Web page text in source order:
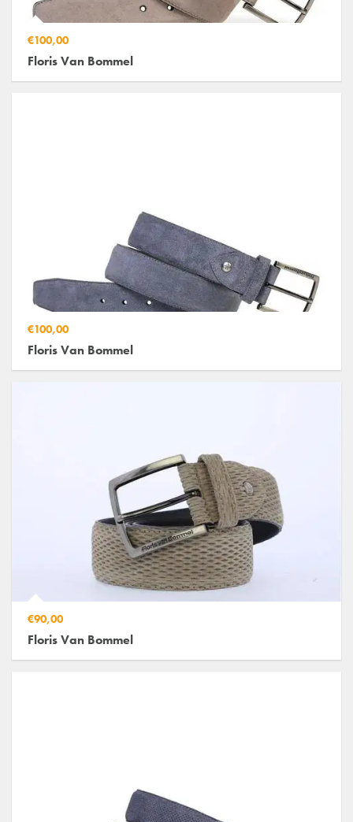
€100,00
Floris Van Bommel
€100,00
Floris Van Bommel
€90,00
Floris Van Bommel